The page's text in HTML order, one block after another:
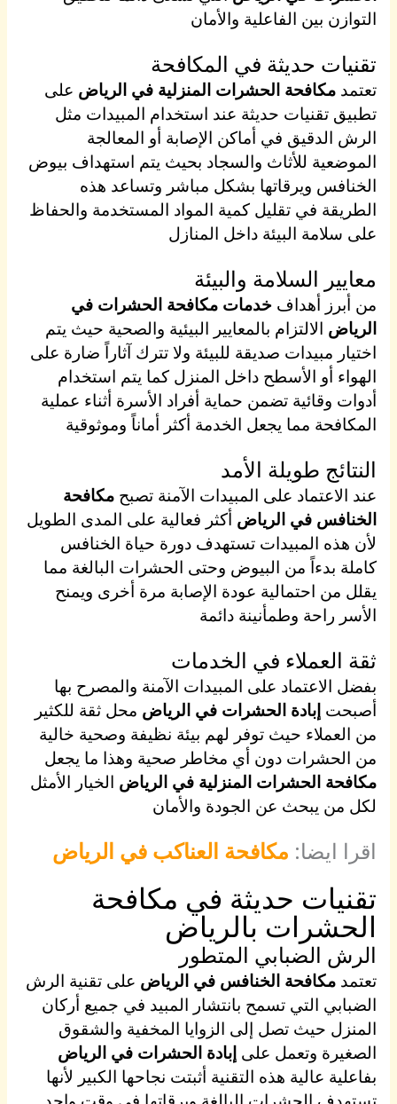
التوازن بين الفاعلية والأمان
تقنيات حديثة في المكافحة
تعتمد مكافحة الحشرات المنزلية في الرياض على
تطبيق تقنيات حديثة عند استخدام المبيدات مثل
الرش الدقيق في أماكن الإصابة أو المعالجة
الموضعية للأثاث والسجاد بحيث يتم استهداف بيوض
الخنافس ويرقاتها بشكل مباشر وتساعد هذه
الطريقة في تقليل كمية المواد المستخدمة والحفاظ
على سلامة البيئة داخل المنازل
معايير السلامة والبيئة
من أبرز أهدافخدمات مكافحة الحشرات في
الرياض الالتزام بالمعايير البيئية والصحية حيث يتم
اختيار مبيدات صديقة للبيئة ولا تترك آثاراً ضارة على
الهواء أو الأسطح داخل المنزل كما يتم استخدام
أدوات وقائية تضمن حماية أفراد الأسرة أثناء عملية
المكافحة مما يجعل الخدمة أكثر أماناً وموثوقية
النتائج طويلة الأمد
عند الاعتماد على المبيدات الآمنة تصبحمكافحة
الخنافس في الرياض أكثر فعالية على المدى الطويل
لأن هذه المبيدات تستهدف دورة حياة الخنافس
كاملة بدءاً من البيوض وحتى الحشرات البالغة مما
يقلل من احتمالية عودة الإصابة مرة أخرى ويمنح
الأسر راحة وطمأنينة دائمة
ثقة العملاء في الخدمات
بفضل الاعتماد على المبيدات الآمنة والمصرح بها
أصبحت إبادة الحشرات في الرياض محل ثقة للكثير
من العملاء حيث توفر لهم بيئة نظيفة وصحية خالية
من الحشرات دون أي مخاطر صحية وهذا ما يجعل
مكافحة الحشرات المنزلية في الرياض الخيار الأمثل
لكل من يبحث عن الجودة والأمان
اقرا ايضا: مكافحة العناكب في الرياض
تقنيات حديثة في مكافحة
الحشرات بالرياض
الرش الضبابي المتطور
تعتمدمكافحة الخنافس في الرياض على تقنية الرش
الضبابي التي تسمح بانتشار المبيد في جميع أركان
المنزل حيث تصل إلى الزوايا المخفية والشقوق
الصغيرة وتعمل علىإبادة الحشرات في الرياض
بفاعلية عالية هذه التقنية أثبتت نجاحها الكبير لأنها